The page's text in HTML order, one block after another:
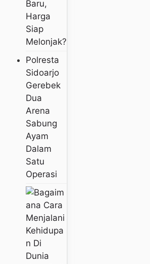
Baru,
Harga
Siap
Melonjak?
Polresta
Sidoarjo
Gerebek
Dua
Arena
Sabung
Ayam
Dalam
Satu
Operasi